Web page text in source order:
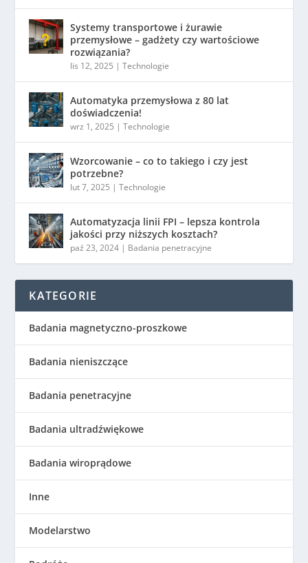
Systemy transportowe i żurawie
przemysłowe – gadżety czy wartościowe
rozwiązania?
lis 12, 2025 |Technologie
Automatyka przemysłowa z 80 lat
doświadczenia!
wrz 1, 2025 |Technologie
Wzorcowanie – co to takiego i czy jest
potrzebne?
lut 7, 2025 |Technologie
Automatyzacja linii FPI – lepsza kontrola
jakości przy niższych kosztach?
paź 23, 2024 | Badania penetracyjne
KATEGORIE
Badania magnetyczno-proszkowe
Badania nieniszczące
Badania penetracyjne
Badania ultradźwiękowe
Badania wiroprądowe
Inne
Modelarstwo